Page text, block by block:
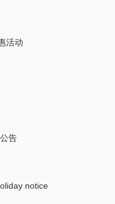
活动
告
notice